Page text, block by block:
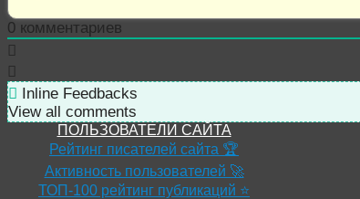
0 комментариев
Inline Feedbacks
View all comments
ПОЛЬЗОВАТЕЛИ САЙТА
Рейтинг писателей сайта 🏆
Активность пользователей 🚀
ТОП-100 рейтинг публикаций ⭐